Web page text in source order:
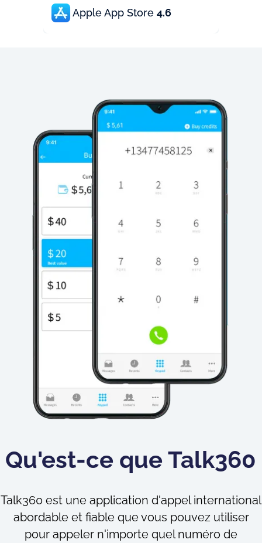
Apple App Store 4.6
Qu'est-ce que Talk360
Talk360 est une application d'appel international
abordable et fiable que vous pouvez utiliser
pour appeler n'importe quel numéro de